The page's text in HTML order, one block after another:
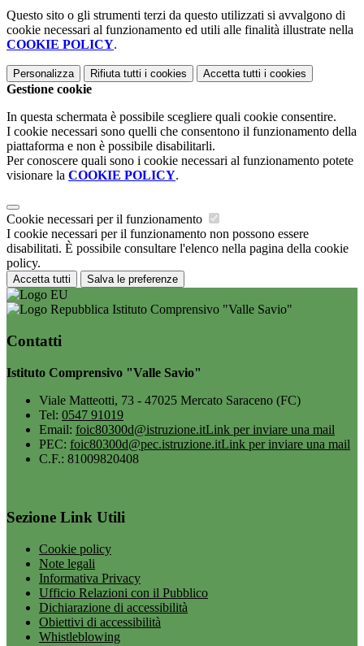
Questo sito o gli strumenti terzi da questo utilizzati si avvalgono di
cookie necessari al funzionamento ed utili alle finalità illustrate nella
COOKIE POLICY.
Personalizza Rifiuta tutti i cookies Accetta tutti i cookies
Gestione cookie
In questa schermata è possibile scegliere quali cookie consentire.
I cookie necessari sono quelli che consentono il funzionamento della
piattaforma e non è possibile disabilitarli.
Per conoscere quali sono i cookie necessari al funzionamento potete
visionare la COOKIE POLICY.
Cookie necessari per il funzionamento
I cookie necessari per il funzionamento non possono essere
disabilitati. È possibile consultare l'elenco nella pagina della cookie
policy.
Accetta tutti Salva le preferenze
Istituto Comprensivo "Valle Savio"
Contatti
Istituto Comprensivo "Valle Savio"
Viale Matteotti, 73 - 47025 Mercato Saraceno (FC)
Tel: 0547 91019
Email: foic80300d@istruzione.itLink per inviare una mail
PEC: foic80300d@pec.istruzione.itLink per inviare una mail
C.F.: 81009820408
Sezione Link Utili
Cookie policy
Note legali
Informativa Privacy
Ufficio Relazioni con il Pubblico
Dichiarazione di accessibilità
Obiettivi di accessibilità
Whistleblowing